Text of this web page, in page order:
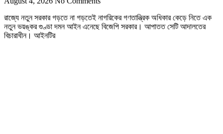
রাজ্যে নতুন সরকার গড়তে না গড়তেই নাগরিকের গণতান্ত্রিক অধিকার কেড়ে নিতে এক
নতুন ভয়ঙ্কর গুণ্ডা দমন আইন এনেছে বিজেপি সরকার। আপাতত সেটি আদালতের
বিচারাধীন। আইনটির